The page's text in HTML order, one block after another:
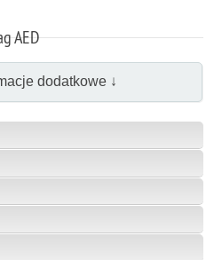
AED
dodatkowe ↓